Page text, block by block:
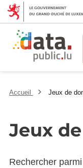
Accueil Jeux de
Jeux
Rechercher